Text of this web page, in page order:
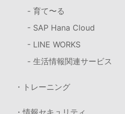
- 育て〜る
- SAP Hana Cloud
- LINE WORKS
- 生活情報関連サービス
・トレーニング